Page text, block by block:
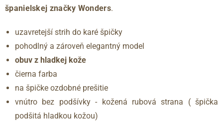
španielskej značky Wonders.
uzavretejší strih do karé špičky
pohodlný a zároveň elegantný model
obuv z hladkej kože
čierna farba
na špičke ozdobné prešitie
vnútro bez podšívky - kožená rubová strana ( špička
podšitá hladkou kožou)